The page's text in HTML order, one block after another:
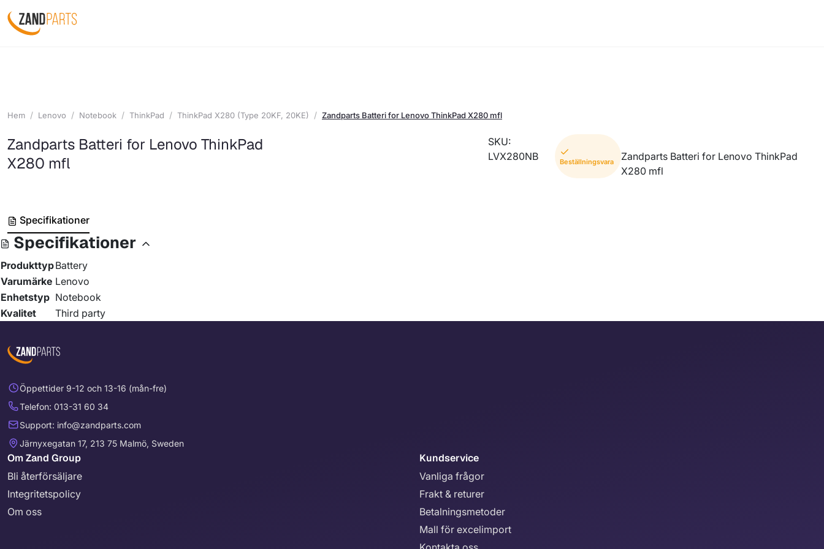
Hem Lenovo Notebook ThinkPad ThinkPad X280 (Type 20KF, 20KE) Zandparts Batteri for Lenovo ThinkPad X280 mfl
Zandparts Batteri for Lenovo ThinkPad
X280 mfl
SKU:
LVX280NB
Beställningsvara
Zandparts Batteri for Lenovo ThinkPad
X280 mfl
Specifikationer
Specifikationer
ProdukttypBattery
Varumärke Lenovo
Enhetstyp Notebook
Kvalitet
Third party
Öppettider 9-12 och 13-16 (mån-fre)
Telefon: 013-31 60 34
Support: info@zandparts.com
Järnyxegatan 17, 213 75 Malmö, Sweden
Om Zand Group
Bli återförsäljare
Integritetspolicy
Om oss
Kundservice
Vanliga frågor
Frakt & returer
Betalningsmetoder
Mall för excelimport